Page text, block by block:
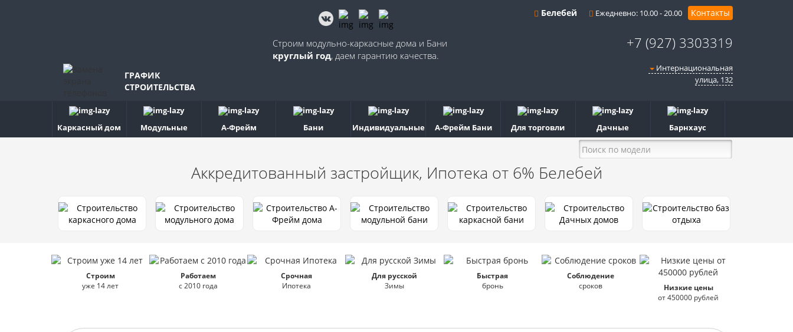
Белебей Ежедневно: 10.00 - 20.00 Контакты
Строим модульно-каркасные дома и Бани
круглый год, даем гарантию качества.
+7 (927) 3303319
ГРАФИК
СТРОИТЕЛЬСТВА
Интернациональная
улица, 132
Каркасный дом Модульные А-Фрейм Бани Индивидуальные А-Фрейм Бани Для торговли Дачные Барнхаус
Аккредитованный застройщик, Ипотека от 6% Белебей
Строим
уже 14 лет
Работаем
с 2010 года
Срочная
Ипотека
Для русской
Зимы
Быстрая
бронь
Соблюдение
сроков
Низкие цены
от 450000 рублей